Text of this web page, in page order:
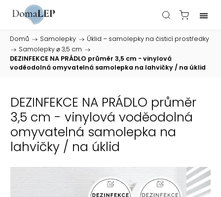
Domů / Samolepky /
Úklid – samolepky na čisticí prostředky
/
Samolepky ⌀ 3,5 cm /
DEZINFEKCE NA PRÁDLO průměr 3,5 cm - vinylová
voděodolná omyvatelná samolepka na lahvičky / na úklid
DEZINFEKCE NA PRÁDLO průměr
3,5 cm - vinylová voděodolná
omyvatelná samolepka na
lahvičky / na úklid